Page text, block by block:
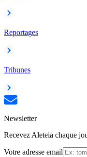
Reportages
Tribunes
Newsletter
Recevez Aleteia chaque
Votre adresse email